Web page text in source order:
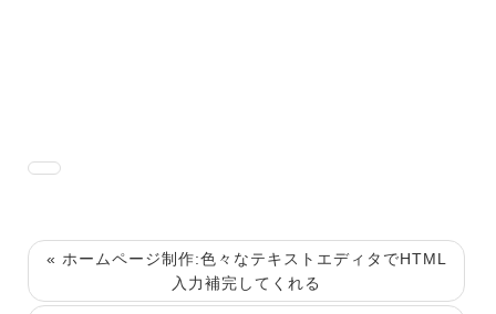
« ホームページ制作:色々なテキストエディタでHTML
入力補完してくれる